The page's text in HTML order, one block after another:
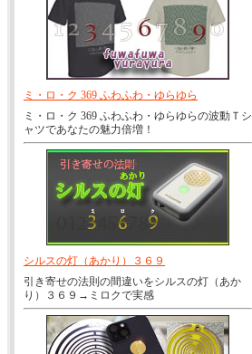
ミ・ロ・ク 369 ふわふわ・ゆらゆら
ミ・ロ・ク 369 ふわふわ・ゆらゆらの波動Ｔシ
ャツであなたの魅力倍増！
シルスの灯（あかり）３６９
引き寄せの法則の間違いをシルスの灯（あか
り）３６９→ミロクで実感